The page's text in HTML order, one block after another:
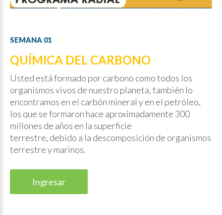
SEMANA 01
QUÍMICA DEL CARBONO
Usted está formado por carbono como todos los
organismos vivos de nuestro planeta, también lo
encontramos en el carbón mineral y en el petróleo,
los que se formaron hace aproximadamente 300
millones de años en la superficie
terrestre, debido a la descomposición de organismos
terrestre y marinos.
Ingresar